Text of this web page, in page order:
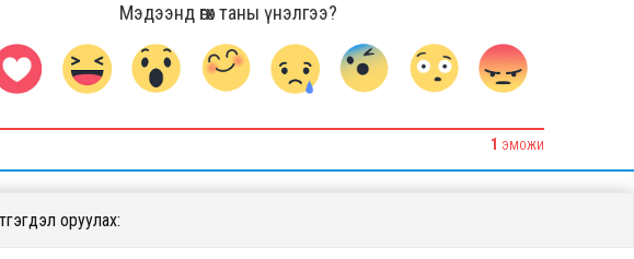
Мэдээнд өгөх таны үнэлгээ?
1 ЭМОЖИ
оруулах: